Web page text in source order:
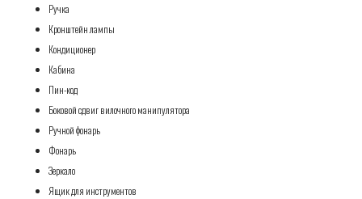
Ручка
Кронштейн лампы
Кондиционер
Кабина
Пин-код
Боковой сдвиг вилочного манипулятора
Ручной фонарь
Фонарь
Зеркало
Ящик для инструментов